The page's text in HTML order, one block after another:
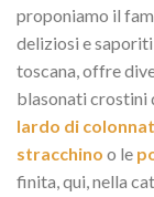
proponiamo il
deliziosi e
toscana, offre
blasonati crostini
lardo di
stracchino o le
finita, qui, nella